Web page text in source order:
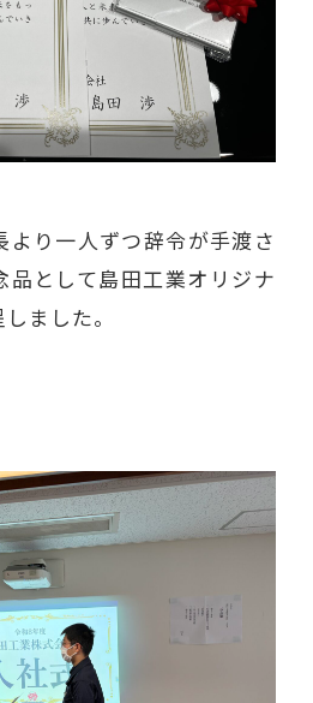
より一人ずつ辞令が手渡さ
品として島田工業オリジナ
ました。